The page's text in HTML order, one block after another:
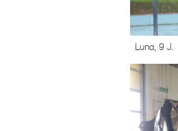
Luna, 9 J.